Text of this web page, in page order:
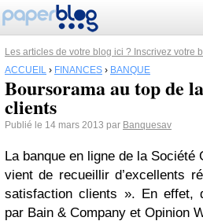
Les articles de votre blog ici ? Inscrivez votre
ACCUEIL › FINANCES › BANQUE
Boursorama au top de
clients
Publié le 14 mars 2013 par Banquesav
La banque en ligne de la Société
vient de recueillir d’excellents
satisfaction clients ». En effet,
par Bain & Company et Opinion